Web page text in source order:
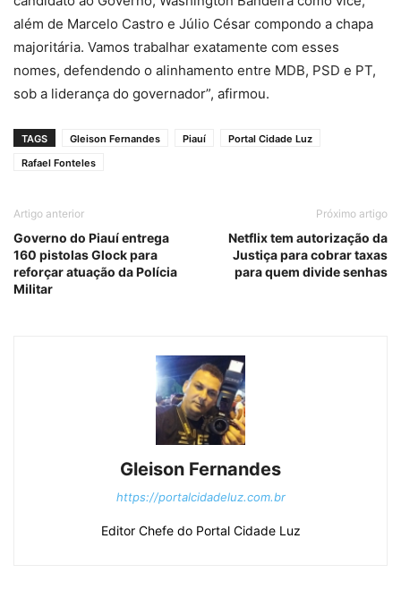
além de Marcelo Castro e Júlio César compondo a chapa
majoritária. Vamos trabalhar exatamente com esses
nomes, defendendo o alinhamento entre MDB, PSD e PT,
sob a liderança do governador”, afirmou.
TAGS Gleison Fernandes Piauí
Portal Cidade Luz
Rafael Fonteles
Artigo anterior
Governo do Piauí entrega
160 pistolas Glock para
reforçar atuação da Polícia
Militar
Próximo artigo
Netflix tem autorização da
Justiça para cobrar taxas
para quem divide senhas
Gleison Fernandes
https://portalcidadeluz.com.br
Editor Chefe do Portal Cidade Luz